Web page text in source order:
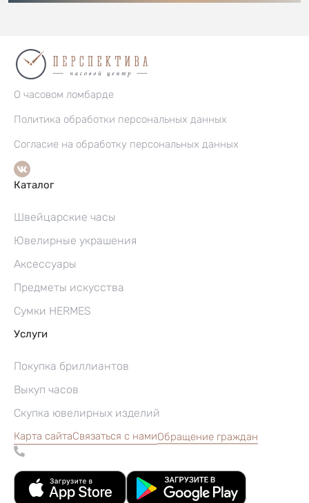
О часовом ломбарде
Политика обработки персональных данных
Согласие на обработку персональных данных
Каталог
Швейцарские часы
Ювелирные украшения
Аксессуары
Предметы искусства
Сумки HERMES
Услуги
Покупка бриллиантов
Выкуп часов
Скупка ювелирных изделий
Карта сайтаСвязаться с намиОбращение граждан